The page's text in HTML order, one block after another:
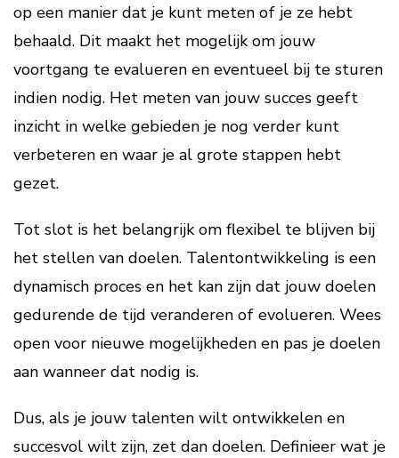
op een manier dat je kunt meten of je ze hebt
behaald. Dit maakt het mogelijk om jouw
voortgang te evalueren en eventueel bij te sturen
indien nodig. Het meten van jouw succes geeft
inzicht in welke gebieden je nog verder kunt
verbeteren en waar je al grote stappen hebt
gezet.
Tot slot is het belangrijk om flexibel te blijven bij
het stellen van doelen. Talentontwikkeling is een
dynamisch proces en het kan zijn dat jouw doelen
gedurende de tijd veranderen of evolueren. Wees
open voor nieuwe mogelijkheden en pas je doelen
aan wanneer dat nodig is.
Dus, als je jouw talenten wilt ontwikkelen en
succesvol wilt zijn, zet dan doelen. Definieer wat je